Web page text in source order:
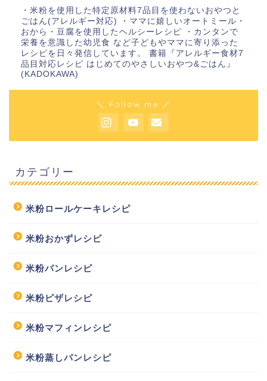
・米粉を使用した特定原材料7品目を使わないおやつと
ごはん(アレルギー対応) ・ママに嬉しいオートミール・
おから・豆腐を使用したヘルシーレシピ ・カンタンで
栄養を意識した幼児食 など子どもやママに寄り添った
レシピを日々発信しています。 書籍『アレルギー食材7
品目対応レシピ はじめてのやさしいおやつ&ごはん』
(KADOKAWA)
＼ Follow me ／
カテゴリー
米粉ロールケーキレシピ
米粉おかずレシピ
米粉パンレシピ
米粉ピザレシピ
米粉マフィンレシピ
米粉蒸しパンレシピ